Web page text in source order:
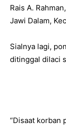
Rais A.
Jawi Dalam,
Sialnya lagi,
ditinggal dilaci
“Disaat korban